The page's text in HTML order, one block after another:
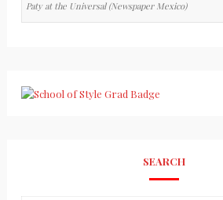
Paty at the Universal (Newspaper Mexico)
SEARCH